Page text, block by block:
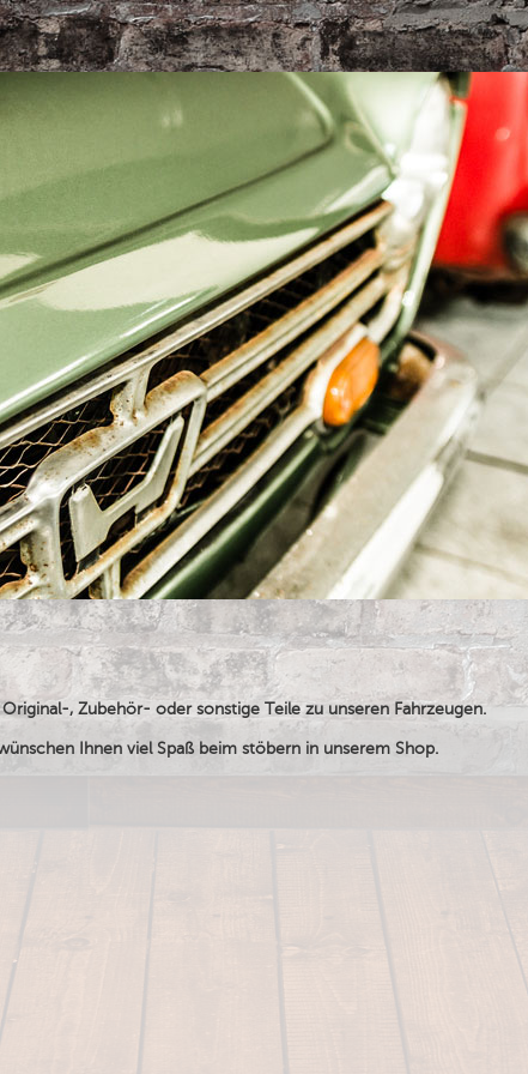
, Zubehör- oder sonstige Teile zu unseren Fahrzeugen.
Ihnen viel Spaß beim stöbern in unserem Shop.